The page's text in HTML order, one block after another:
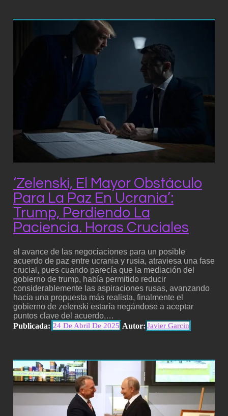
‘Zelenski, El Mayor Obstáculo
Para La Paz En Ucrania’:
Trump, Perdiendo La
Paciencia. Horas Cruciales
el avance de las negociaciones para un posible
acuerdo de paz entre ucrania y rusia, atraviesa una fase
crucial, pues cuando parecía que la mediación del
gobierno de trump, había permitido reducir
considerablemente las aspiraciones rusas, avanzando
hacia una propuesta más realista, finalmente el
gobierno de zelenski estaría negándose a aceptar
puntos clave del acuerdo,…
Publicada: 24 De Abril De 2025 Autor: Javier Garcin